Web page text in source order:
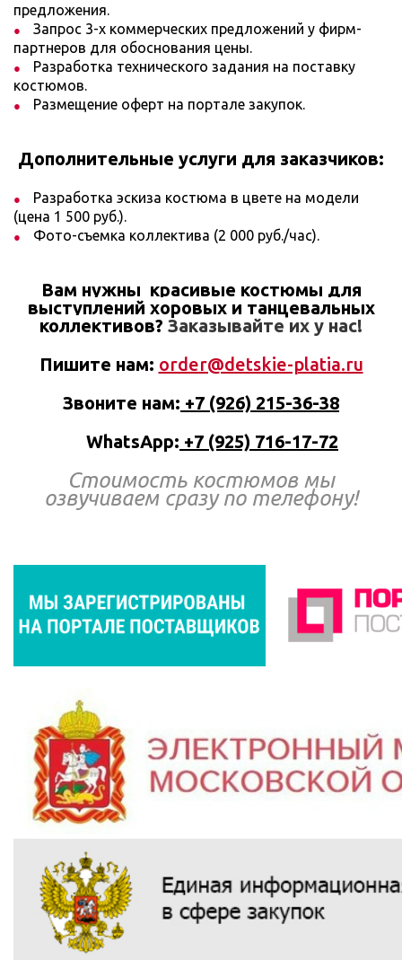
предложения.
Запрос 3-х коммерческих предложений у фирм-
партнеров для обоснования цены.
Разработка технического задания на поставку
костюмов.
Размещение оферт на портале закупок.
Дополнительные услуги для заказчиков:
Разработка эскиза костюма в цвете на модели
(цена 1 500 руб.).
Фото-съемка коллектива (2 000 руб./час).
Вам нужны красивые костюмы для
выступлений хоровых и танцевальных
коллективов? Заказывайте их у нас!
Пишите нам: order@detskie-platia.ru
Звоните нам: +7 (926) 215-36-38
WhatsApp: +7 (925) 716-17-72
Стоимость костюмов мы
озвучиваем сразу по телефону!